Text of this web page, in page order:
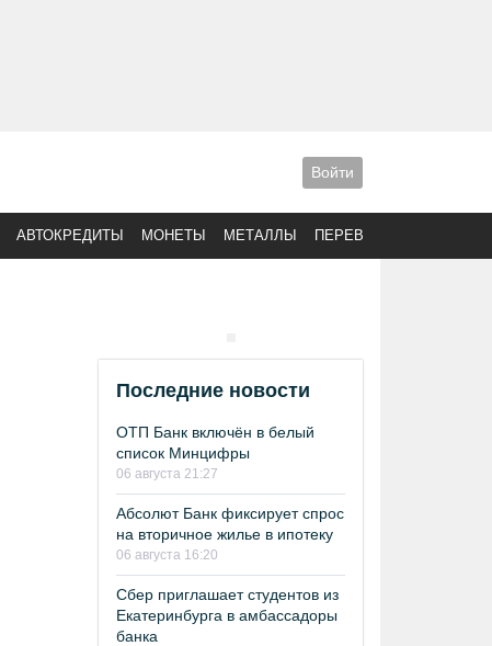
Войти
АВТОКРЕДИТЫ МОНЕТЫ МЕТАЛЛЫ ПЕРЕВОДЫ
Последние новости
ОТП Банк включён в белый
список Минцифры
06 августа 21:27
Абсолют Банк фиксирует спрос
на вторичное жилье в ипотеку
06 августа 16:20
Сбер приглашает студентов из
Екатеринбурга в амбассадоры
банка